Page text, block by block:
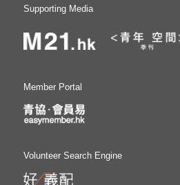
Supporting Media
Member Portal
Volunteer Search Engine